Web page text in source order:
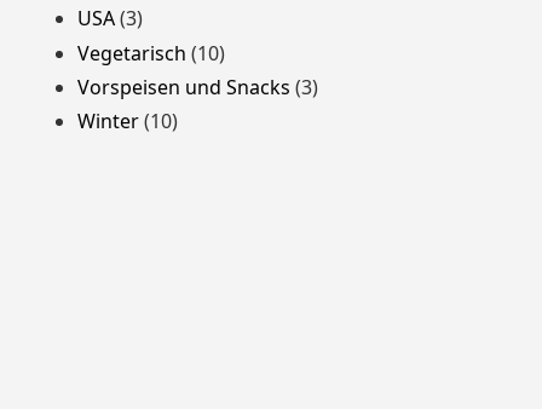
USA(3)
Vegetarisch (10)
Vorspeisen und Snacks (3)
Winter(10)